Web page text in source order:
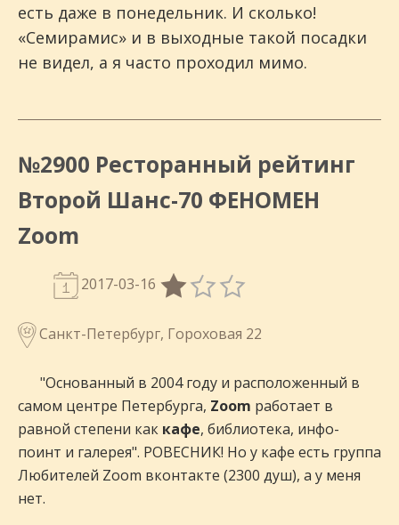
есть даже в понедельник. И сколько!
«Семирамис» и в выходные такой посадки
не видел, а я часто проходил мимо.
№2900 Ресторанный рейтинг
Второй Шанс-70 ФЕНОМЕН
Zoom
2017-03-16
Санкт-Петербург, Гороховая 22
"Основанный в 2004 году и расположенный в
самом центре Петербурга, Zoom работает в
равной степени как кафе, библиотека, инфо-
поинт и галерея". РОВЕСНИК! Но у кафе есть группа
Любителей Zoom вконтакте (2300 душ), а у меня
нет.